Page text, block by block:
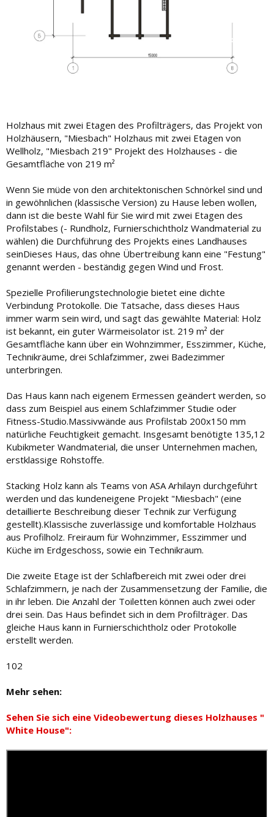
Holzhaus mit zwei Etagen des Profilträgers, das Projekt von
Holzhäusern, "Miesbach" Holzhaus mit zwei Etagen von
Wellholz, "Miesbach 219" Projekt des Holzhauses - die
Gesamtfläche von 219 m²
Wenn Sie müde von den architektonischen Schnörkel sind und
in gewöhnlichen (klassische Version) zu Hause leben wollen,
dann ist die beste Wahl für Sie wird mit zwei Etagen des
Profilstabes (- Rundholz, Furnierschichtholz Wandmaterial zu
wählen) die Durchführung des Projekts eines Landhauses
seinDieses Haus, das ohne Übertreibung kann eine "Festung"
genannt werden - beständig gegen Wind und Frost.
Spezielle Profilierungstechnologie bietet eine dichte
Verbindung Protokolle. Die Tatsache, dass dieses Haus
immer warm sein wird, und sagt das gewählte Material: Holz
ist bekannt, ein guter Wärmeisolator ist. 219 m² der
Gesamtfläche kann über ein Wohnzimmer, Esszimmer, Küche,
Technikräume, drei Schlafzimmer, zwei Badezimmer
unterbringen.
Das Haus kann nach eigenem Ermessen geändert werden, so
dass zum Beispiel aus einem Schlafzimmer Studie oder
Fitness-Studio.Massivwände aus Profilstab 200x150 mm
natürliche Feuchtigkeit gemacht. Insgesamt benötigte 135,12
Kubikmeter Wandmaterial, die unser Unternehmen machen,
erstklassige Rohstoffe.
Stacking Holz kann als Teams von ASA Arhilayn durchgeführt
werden und das kundeneigene Projekt "Miesbach" (eine
detaillierte Beschreibung dieser Technik zur Verfügung
gestellt).Klassische zuverlässige und komfortable Holzhaus
aus Profilholz. Freiraum für Wohnzimmer, Esszimmer und
Küche im Erdgeschoss, sowie ein Technikraum.
Die zweite Etage ist der Schlafbereich mit zwei oder drei
Schlafzimmern, je nach der Zusammensetzung der Familie, die
in ihr leben. Die Anzahl der Toiletten können auch zwei oder
drei sein. Das Haus befindet sich in dem Profilträger. Das
gleiche Haus kann in Furnierschichtholz oder Protokolle
erstellt werden.
102
Mehr sehen:
Sehen Sie sich eine Videobewertung dieses Holzhauses "
White House":